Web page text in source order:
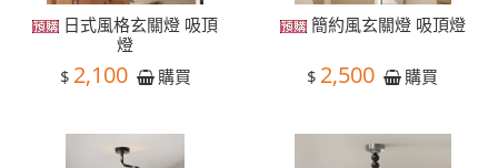
日式風格玄關燈 吸頂
燈
$ 2,100 購買
簡約風玄關燈 吸頂燈
$ 2,500 購買